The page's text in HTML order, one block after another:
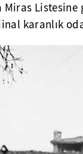
Miras
karanlık oda